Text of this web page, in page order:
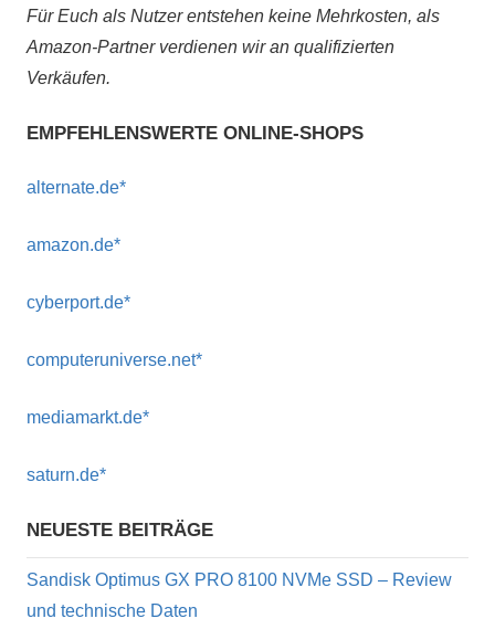
Für Euch als Nutzer entstehen keine Mehrkosten, als
Amazon-Partner verdienen wir an qualifizierten
Verkäufen.
EMPFEHLENSWERTE ONLINE-SHOPS
alternate.de*
amazon.de*
cyberport.de*
computeruniverse.net*
mediamarkt.de*
saturn.de*
NEUESTE BEITRÄGE
Sandisk Optimus GX PRO 8100 NVMe SSD – Review
und technische Daten